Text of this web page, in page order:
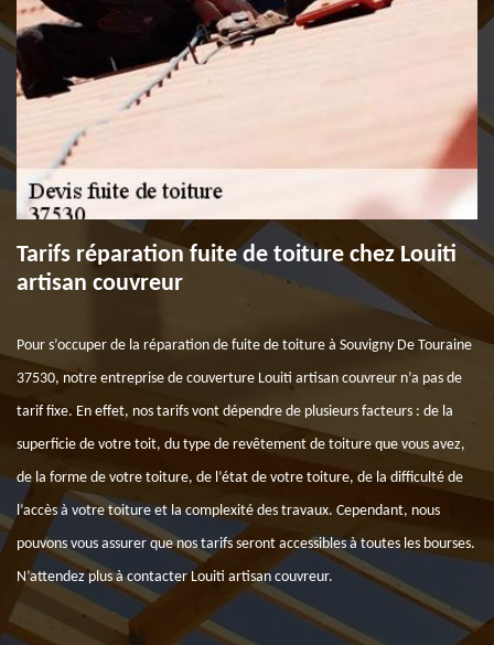
Tarifs réparation fuite de toiture chez Louiti
artisan couvreur
Pour s’occuper de la réparation de fuite de toiture à Souvigny De Touraine
37530, notre entreprise de couverture Louiti artisan couvreur n’a pas de
tarif fixe. En effet, nos tarifs vont dépendre de plusieurs facteurs : de la
superficie de votre toit, du type de revêtement de toiture que vous avez,
de la forme de votre toiture, de l’état de votre toiture, de la difficulté de
l’accès à votre toiture et la complexité des travaux. Cependant, nous
pouvons vous assurer que nos tarifs seront accessibles à toutes les bourses.
N’attendez plus à contacter Louiti artisan couvreur.